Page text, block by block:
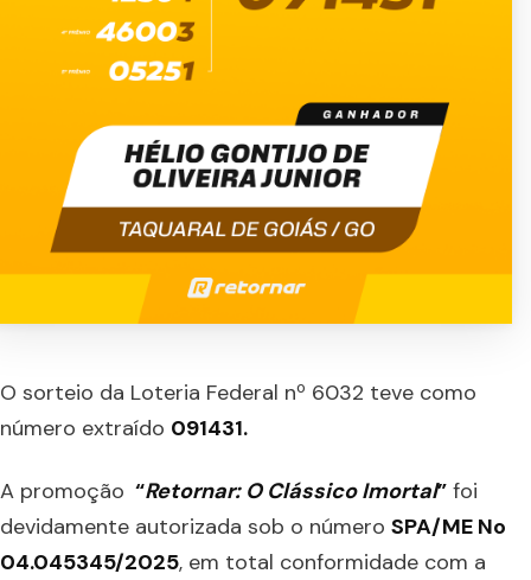
O sorteio da Loteria Federal nº 6032 teve como
número extraído 091431.
A promoção “Retornar: O Clássico Imortal” foi
devidamente autorizada sob o número SPA/ME No
04.045345/2025, em total conformidade com a